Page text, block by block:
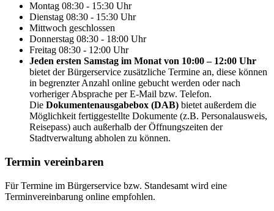
Montag 08:30 - 15:30 Uhr
Dienstag 08:30 - 15:30 Uhr
Mittwoch geschlossen
Donnerstag 08:30 - 18:00 Uhr
Freitag 08:30 - 12:00 Uhr
Jeden ersten Samstag im Monat von 10:00 – 12:00 Uhr
bietet der Bürgerservice zusätzliche Termine an, diese können
in begrenzter Anzahl online gebucht werden oder nach
vorheriger Absprache per E-Mail bzw. Telefon.
Die Dokumentenausgabebox (DAB) bietet außerdem die
Möglichkeit fertiggestellte Dokumente (z.B. Personalausweis,
Reisepass) auch außerhalb der Öffnungszeiten der
Stadtverwaltung abholen zu können.
Termin vereinbaren
Für Termine im Bürgerservice bzw. Standesamt wird eine
Terminvereinbarung online empfohlen.